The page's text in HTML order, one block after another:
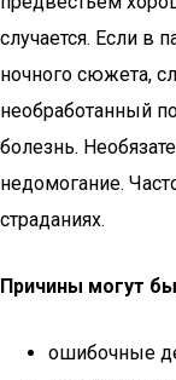
случается. Если в
ночного сюжета,
необработанный
болезнь.
недомогание.
страданиях.
Причины могут
ошибочные